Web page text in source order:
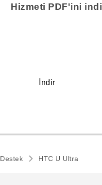
Hizmeti PDF'ini
İndir
Destek HTC U Ultra‎